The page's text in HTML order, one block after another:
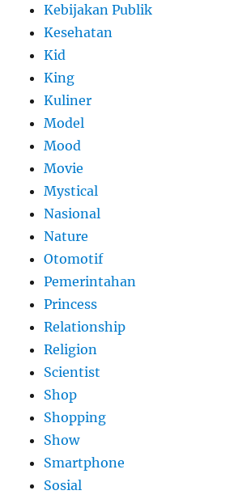
Kebijakan Publik
Kesehatan
Kid
King
Kuliner
Model
Mood
Movie
Mystical
Nasional
Nature
Otomotif
Pemerintahan
Princess
Relationship
Religion
Scientist
Shop
Shopping
Show
Smartphone
Sosial